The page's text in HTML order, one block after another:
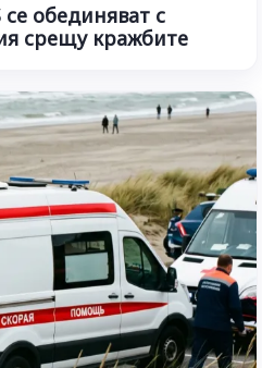
обединяват с
срещу кражбите